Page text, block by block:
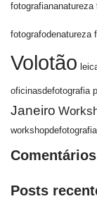
fotografiananatureza
fotografodenatureza
Volotão
oficinasdefotografia
Janeiro
workshopdefotografia
Comentários
Posts